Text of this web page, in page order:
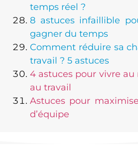
temps réel ?
8 astuces infaillible
gagner du temps
Comment réduire sa
travail ? 5 astuces
4 astuces pour vivre
au travail
Astuces pour
d’équipe